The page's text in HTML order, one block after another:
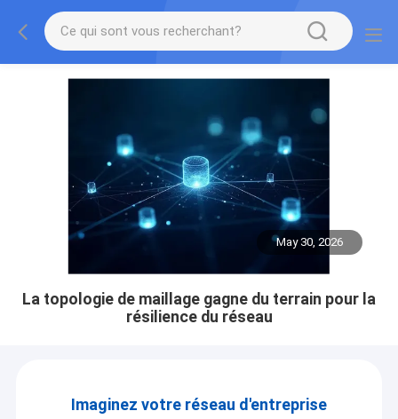
May 30, 2026
La topologie de maillage gagne du terrain pour la
résilience du réseau
Imaginez votre réseau d'entreprise